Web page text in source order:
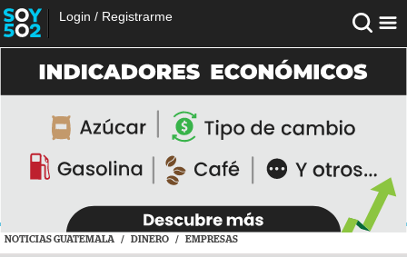
Login / Registrarme
NOTICIAS GUATEMALA / DINERO / EMPRESAS